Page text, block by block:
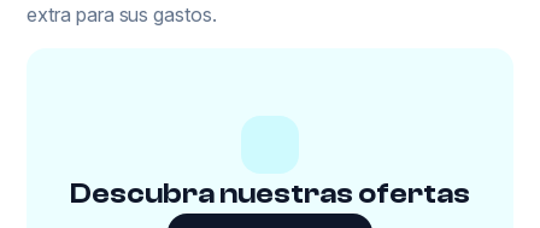
Descubra nuestras ofertas
extra para sus gastos.